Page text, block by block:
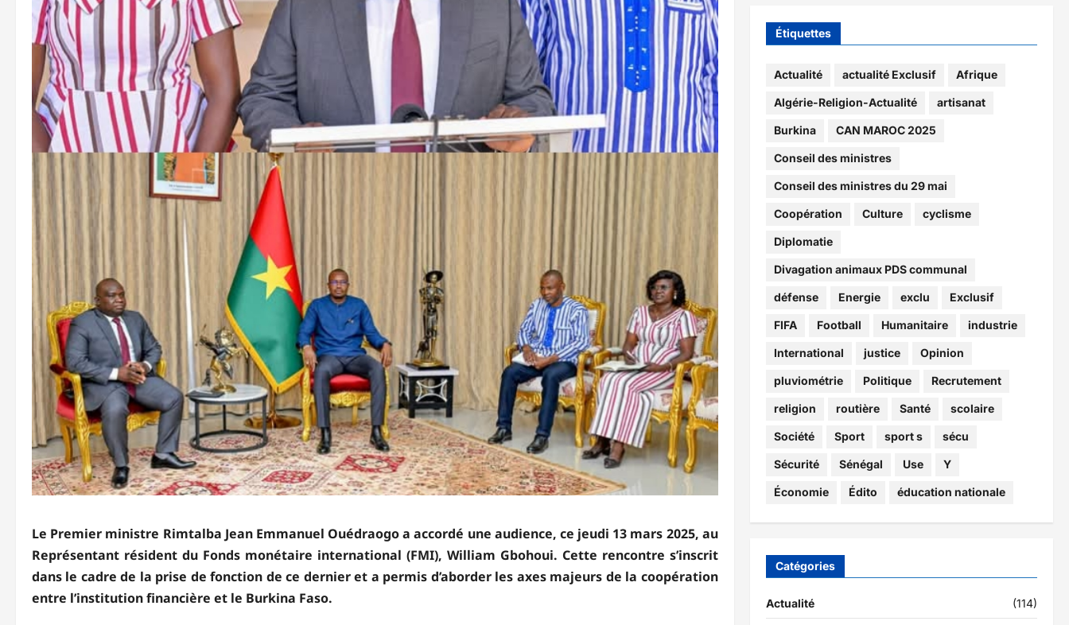
Le Premier ministre Rimtalba Jean Emmanuel Ouédraogo a accordé une audience, ce jeudi 13 mars 2025, au
Représentant résident du Fonds monétaire international (FMI), William Gbohoui. Cette rencontre s’inscrit
dans le cadre de la prise de fonction de ce dernier et a permis d’aborder les axes majeurs de la coopération
entre l’institution financière et le Burkina Faso.
Étiquettes
Actualité actualité Exclusif Afrique
Algérie-Religion-Actualité artisanat
Burkina CAN MAROC 2025
Conseil des ministres
Conseil des ministres du 29 mai
Coopération Culture cyclisme
Diplomatie
Divagation animaux PDS communal
défense Energie exclu Exclusif
FIFA Football Humanitaire industrie
International justice Opinion
pluviométrie Politique Recrutement
religion routière Santé scolaire
Société Sport sport s sécu
Sécurité Sénégal Use Y
Économie Édito éducation nationale
Catégories
Actualité (114)